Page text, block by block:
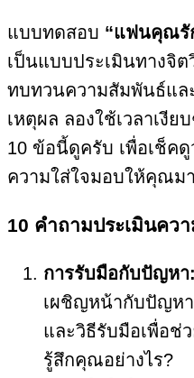
แบบทดสอบ “แฟนคุณรั
เป็นแบบประเมินทางจิ
ทบทวนความสัมพันธ์แ
เหตุผล ลองใช้เวลาเงี
10 ข้อนี้ดูครับ เพื่อเช็ค
ความใส่ใจมอบให้คุณม
10 คำถามประเมินคว
การรับมือกับปัญหา:
เผชิญหน้ากับปัญห
และวิธีรับมือเพื่อช่
รู้สึกคุณอย่างไร?